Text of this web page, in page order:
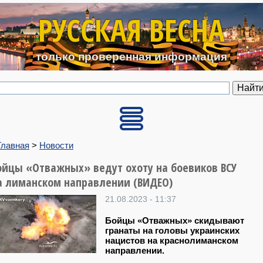
Перейти к основному
РУССКАЯ ВЕСНА
только проверенная информация
> Новости
«Отважных» ведут охоту на боевиков ВСУ
лиманском направлении (ВИДЕО)
21.08.2023 - 11:37
Бойцы «Отважных» скидывают
гранаты на головы украинских
нацистов на краснолиманском
направлении.